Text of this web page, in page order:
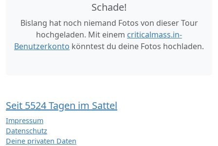
Schade!
Bislang hat noch niemand Fotos von dieser Tour
hochgeladen. Mit einem criticalmass.in-
Benutzerkonto könntest du deine Fotos hochladen.
Seit 5524 Tagen im Sattel
Impressum
Datenschutz
Deine privaten Daten